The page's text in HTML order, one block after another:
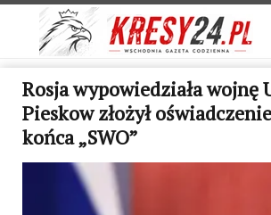
Rosja wypowiedziała wojnę
Pieskow złożył
końca „SWO”